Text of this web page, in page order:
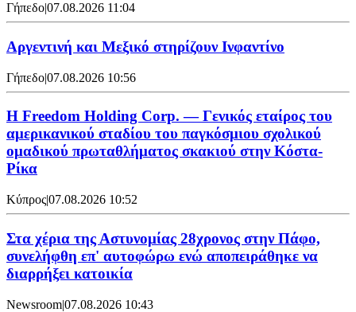
Γήπεδο|07.08.2026 11:04
Αργεντινή και Μεξικό στηρίζουν Ινφαντίνο
Γήπεδο|07.08.2026 10:56
Η Freedom Holding Corp. — Γενικός εταίρος του
αμερικανικού σταδίου του παγκόσμιου σχολικού
ομαδικού πρωταθλήματος σκακιού στην Κόστα-
Ρίκα
Κύπρος|07.08.2026 10:52
Στα χέρια της Αστυνομίας 28χρονος στην Πάφο,
συνελήφθη επ' αυτοφώρω ενώ αποπειράθηκε να
διαρρήξει κατοικία
Newsroom|07.08.2026 10:43